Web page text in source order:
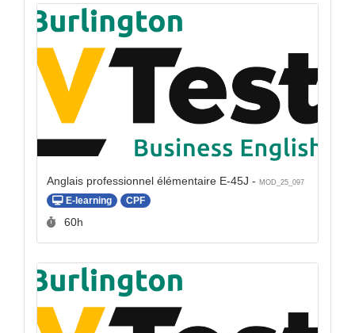
Anglais professionnel élémentaire E-45J - MOD_25_097
E-learning CPF
Durée :
60h